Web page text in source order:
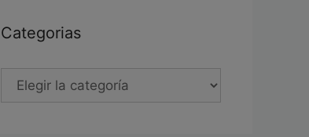
Categorias
Categorias